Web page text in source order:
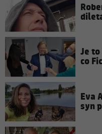
Je
co
Eva
syn